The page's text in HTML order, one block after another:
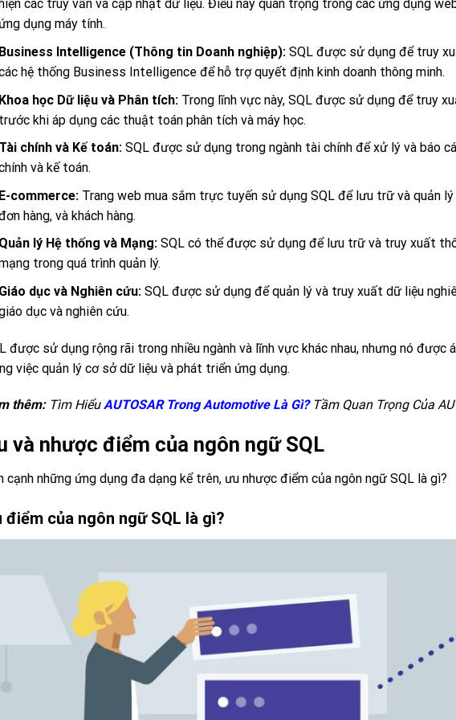
các truy vấn và cập nhật dữ liệu. Điều này quan trọng trong các ứng dụng
dụng máy tính.
Intelligence (Thông tin Doanh nghiệp): SQL được sử dụng để truy
hệ thống Business Intelligence để hỗ trợ quyết định kinh doanh thông minh.
học Dữ liệu và Phân tích: Trong lĩnh vực này, SQL được sử dụng để truy
khi áp dụng các thuật toán phân tích và máy học.
chính và Kế toán: SQL được sử dụng trong ngành tài chính để xử lý và báo
và kế toán.
commerce: Trang web mua sắm trực tuyến sử dụng SQL để lưu trữ và quản
hàng, và khách hàng.
lý Hệ thống và Mạng: SQL có thể được sử dụng để lưu trữ và truy xuất
trong quá trình quản lý.
dục và Nghiên cứu: SQL được sử dụng để quản lý và truy xuất dữ liệu
dục và nghiên cứu.
được sử dụng rộng rãi trong nhiều ngành và lĩnh vực khác nhau, nhưng nó được
việc quản lý cơ sở dữ liệu và phát triển ứng dụng.
thêm:Tìm HiểuAUTOSAR Trong Automotive Là Gì?Tầm Quan Trọng Của
và nhược điểm của ngôn ngữ SQL
cạnh những ứng dụng đa dạng kể trên, ưu nhược điểm của ngôn ngữ SQL là gì?
điểm của ngôn ngữ SQL là gì?